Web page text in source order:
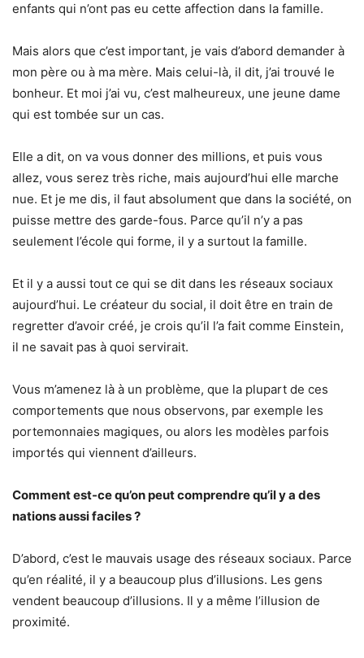
enfants qui n’ont pas eu cette affection dans la famille.
Mais alors que c’est important, je vais d’abord demander à
mon père ou à ma mère. Mais celui-là, il dit, j’ai trouvé le
bonheur. Et moi j’ai vu, c’est malheureux, une jeune dame
qui est tombée sur un cas.
Elle a dit, on va vous donner des millions, et puis vous
allez, vous serez très riche, mais aujourd’hui elle marche
nue. Et je me dis, il faut absolument que dans la société, on
puisse mettre des garde-fous. Parce qu’il n’y a pas
seulement l’école qui forme, il y a surtout la famille.
Et il y a aussi tout ce qui se dit dans les réseaux sociaux
aujourd’hui. Le créateur du social, il doit être en train de
regretter d’avoir créé, je crois qu’il l’a fait comme Einstein,
il ne savait pas à quoi servirait.
Vous m’amenez là à un problème, que la plupart de ces
comportements que nous observons, par exemple les
portemonnaies magiques, ou alors les modèles parfois
importés qui viennent d’ailleurs.
Comment est-ce qu’on peut comprendre qu’il y a des
nations aussi faciles ?
D’abord, c’est le mauvais usage des réseaux sociaux. Parce
qu’en réalité, il y a beaucoup plus d’illusions. Les gens
vendent beaucoup d’illusions. Il y a même l’illusion de
proximité.